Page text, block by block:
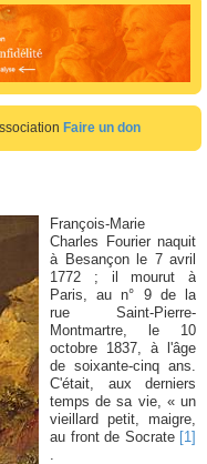
Faire un don
François-Marie
Charles Fourier naquit
à Besançon le 7 avril
1772 ; il mourut à
Paris, au n° 9 de la
rue Saint-Pierre-
Montmartre, le 10
octobre 1837, à l'âge
de soixante-cinq ans.
C'était, aux derniers
temps de sa vie, « un
vieillard petit, maigre,
au front de Socrate
[1]
.